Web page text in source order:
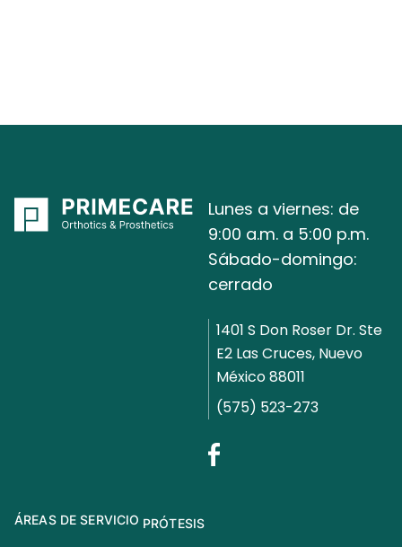
Lunes a viernes: de
9:00 a.m. a 5:00 p.m.
Sábado-domingo:
cerrado
1401 S Don Roser Dr. Ste
E2 Las Cruces, Nuevo
México 88011
(575) 523-273
ÁREAS DE SERVICIO PRÓTESIS